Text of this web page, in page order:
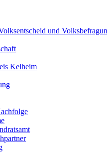
und
Kelheim